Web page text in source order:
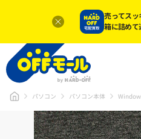
売ってスッ
箱に詰めて
パソコン パソコン本体